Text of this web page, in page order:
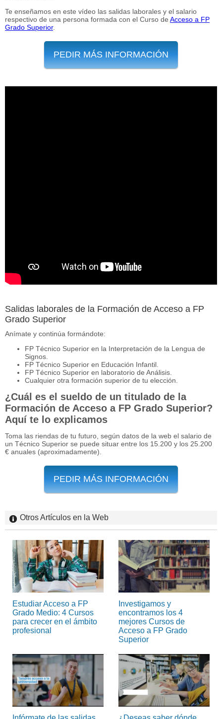
Te enseñamos en este vídeo las salidas laborales y el salario
respectivo de una persona formada con el Curso de Acceso a FP
Grado Superior.
PEDIR MÁS INFORMACIÓN
Salidas laborales de la Formación de Acceso a FP
Grado Superior
Anímate y continúa formándote:
FP Técnico Superior en la Interpretación de la Lengua de
Signos.
FP Técnico Superior en Educación Infantil.
FP Técnico Superior en laboratorio de Análisis.
Cualquier otra formación superior de tu elección.
¿Cuál es el sueldo de un titulado de la
Formación de Acceso a FP Grado Superior?
Aquí te lo explicamos
Toma las riendas de tu futuro, según datos de la web el salario de
un Técnico Superior se puede situar entre los 15.200 y los 25.200
€ anuales (aproximadamente).
PEDIR MÁS INFORMACIÓN
Otros Artículos en la Web
Estudiar Acceso a FP
Grado Medio: 4 Cursos
para crecer en el ámbito
profesional
Investigamos y
encontramos los 4
mejores Cursos de
Acceso a FP Grado
Superior